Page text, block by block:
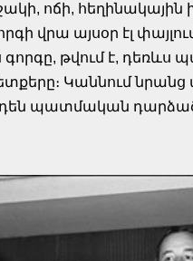
ոճի,
վրա այսօր էլ
գորգը, թվում է, դեռևս
Կաննում
պատմական դարձած